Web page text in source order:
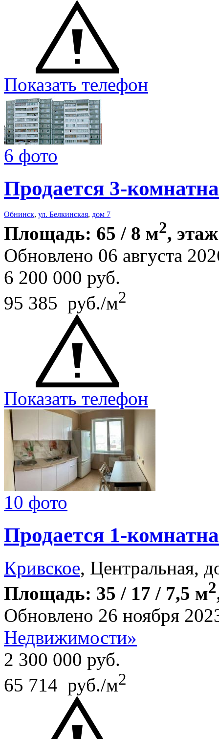
Показать телефон
6 фото
Продается 3-
Обнинск, ул. Белкинская, дом 7
Площадь: 65 / 8 м2,
Обновлено 06 августа
6 200 000 руб.
95 385 руб./м2
Показать телефон
10 фото
Продается 1-
Кривское, Центральная,
Площадь: 35 / 17 / 7,5 м2
Обновлено 26 ноября
Недвижимости»
2 300 000 руб.
65 714 руб./м2